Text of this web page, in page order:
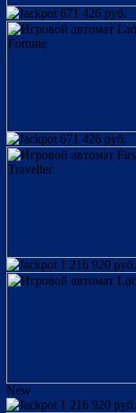
671 426 руб.
671 426 руб.
1 216 920 руб.
New
1 216 920 руб.